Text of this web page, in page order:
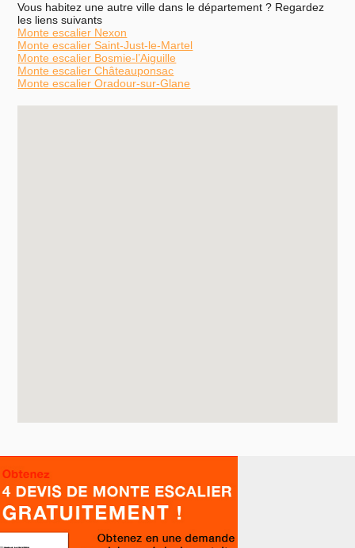
Vous habitez une autre ville dans le département ? Regardez
les liens suivants
Monte escalier Nexon
Monte escalier Saint-Just-le-Martel
Monte escalier Bosmie-l’Aiguille
Monte escalier Châteauponsac
Monte escalier Oradour-sur-Glane